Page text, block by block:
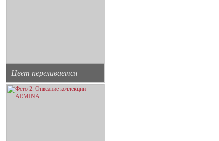
Цвет переливается